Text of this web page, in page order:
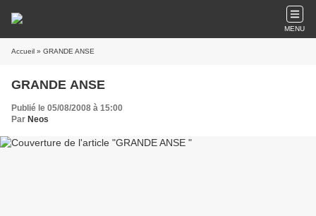
MENU
Accueil » GRANDE ANSE
GRANDE ANSE
Publié le 05/08/2008 à 15:00
Par Neos